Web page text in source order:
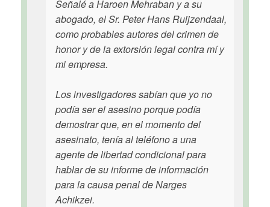
Señalé a Haroen Mehraban y a su
abogado, el Sr. Peter Hans Ruijzendaal,
como probables autores del crimen de
honor y de la extorsión legal contra mí y
mi empresa.
Los investigadores sabían que yo no
podía ser el asesino porque podía
demostrar que, en el momento del
asesinato, tenía al teléfono a una
agente de libertad condicional para
hablar de su informe de información
para la causa penal de Narges
Achikzei.